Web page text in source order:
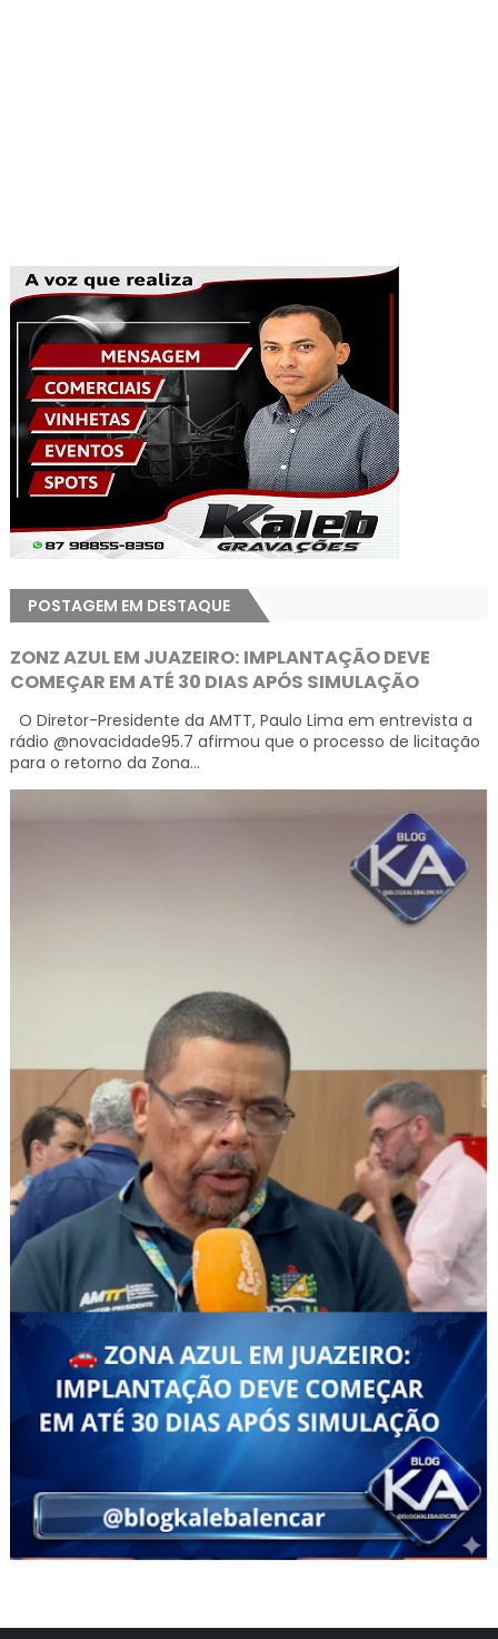
POSTAGEM EM DESTAQUE
ZONZ AZUL EM JUAZEIRO: IMPLANTAÇÃO DEVE
COMEÇAR EM ATÉ 30 DIAS APÓS SIMULAÇÃO
O Diretor-Presidente da AMTT, Paulo Lima em entrevista a
rádio @novacidade95.7 afirmou que o processo de licitação
para o retorno da Zona...